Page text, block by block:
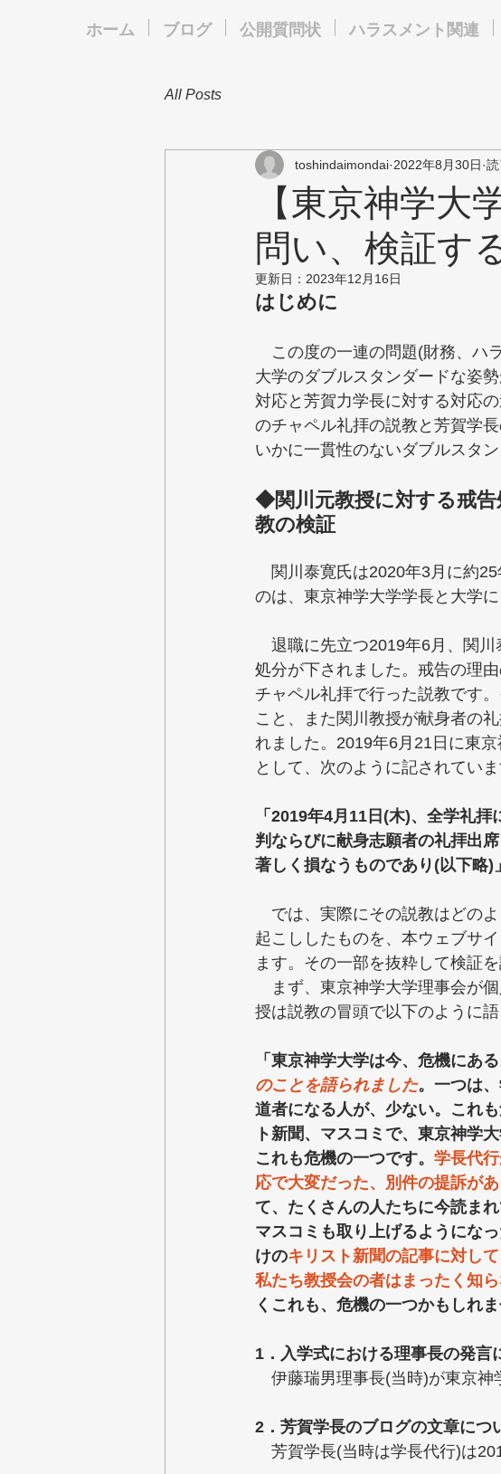
All Posts
【東京神学
問い、検証する
toshindaimondai 2022年8月30日
更新日： 2023年12月16日
はじめに
この度の一連の問題(財務、ハ
大学のダブルスタンダードな姿
対応と芳賀力学長に対する対応
のチャペル礼拝の説教と芳賀学
いかに一貫性のないダブルスタ
◆関川元教授に対する戒
教の検証
関川泰寛氏は2020年3月に約25
のは、東京神学大学学長と大学
退職に先立つ2019年6月、関川
処分が下されました。戒告の理
チャペル礼拝で行った説教です
こと、また関川教授が献身者の
れました。2019年6月21日に東
として、次のように記されていま
「2019年4月11日(木)、全学礼
判ならびに献身志願者の礼拝出
著しく損なうものであり(以下略)」
では、実際にその説教はどの
起こししたものを、本ウェブサ
ます。その一部を抜粋して検証を
まず、東京神学大学理事会が
授は説教の冒頭で以下のように語
「東京神学大学は今、危機にある
のことを語られました。一つは
道者になる人が、少ない。これ
ト新聞、マスコミで、東京神学
これも危機の一つです。 学長代
応で大変だった、別件の提訴が
て、たくさんの人たちに今読ま
マスコミも取り上げるようにな
けのキリスト新聞の記事に対し
私たち教授会の者はまったく知
くこれも、危機の一つかもしれ
1．入学式における理事長の発言
伊藤瑞男理事長(当時)が東京神
2．芳賀学長のブログの文章につ
芳賀学長(当時は学長代行)は
ホーム ブログ 公開質問状 ハラスメント関連